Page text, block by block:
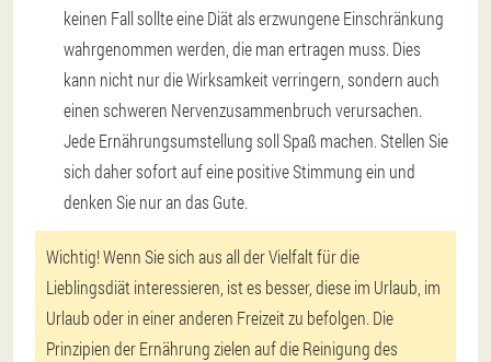
keinen Fall sollte eine Diät als erzwungene Einschränkung
wahrgenommen werden, die man ertragen muss. Dies
kann nicht nur die Wirksamkeit verringern, sondern auch
einen schweren Nervenzusammenbruch verursachen.
Jede Ernährungsumstellung soll Spaß machen. Stellen Sie
sich daher sofort auf eine positive Stimmung ein und
denken Sie nur an das Gute.
Wichtig! Wenn Sie sich aus all der Vielfalt für die
Lieblingsdiät interessieren, ist es besser, diese im Urlaub, im
Urlaub oder in einer anderen Freizeit zu befolgen. Die
Prinzipien der Ernährung zielen auf die Reinigung des